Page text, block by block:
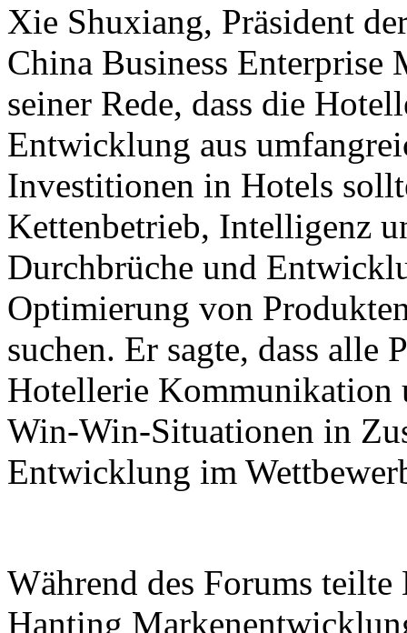
Xie Shuxiang, Präsident
China Business Enterprise
seiner Rede, dass die
Entwicklung aus
Investitionen in Hotels
Kettenbetrieb, Intelligenz
Durchbrüche und
Optimierung von
suchen. Er sagte, dass alle
Hotellerie Kommunikation
Win-Win-Situationen in
Entwicklung im
Während des Forums
Hanting